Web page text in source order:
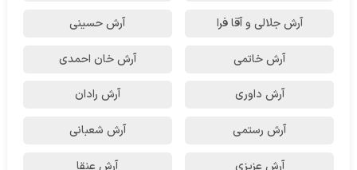
آرش جلالی و آقا فرا آرش حسینی
آرش خاتمی آرش خان احمدی
آرش داوری آرش رادان
آرش رستمى آرش شعبانی
آرش عزیزی آرش عنقا